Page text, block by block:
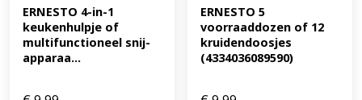
ERNESTO 4-in-1
keukenhulpje of
multifunctioneel snij-
apparaa...
ERNESTO 5
voorraaddozen of 12
kruidendoosjes
(4334036089590)